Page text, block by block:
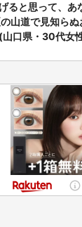
げると思って、
山道で見知ら
山口県・30代女